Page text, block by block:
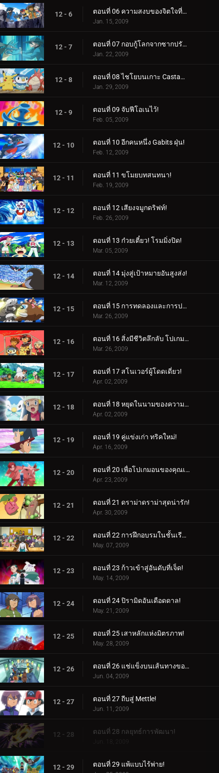
12 - 6 ตอนที่ 06 ความสงบของจิตใจที่แข็งแกร่ง!
Jan. 15, 2009
12 - 7 ตอนที่ 07 กอบกู้โลกจากซากปรักหักพัง!
Jan. 22, 2009
12 - 8 ตอนที่ 08 ไชโยบนเกาะ Castaways!
Jan. 29, 2009
12 - 9 ตอนที่ 09 จับฟีโอเนไว้!
Feb. 05, 2009
12 - 10 ตอนที่ 10 อีกคนหนึ่ง Gabits ฝุ่น!
Feb. 12, 2009
12 - 11 ตอนที่ 11 ขโมยบทสนทนา!
Feb. 19, 2009
12 - 12 ตอนที่ 12 เสียงจมูกดริฟท์!
Feb. 26, 2009
12 - 13 ตอนที่ 13 ก๋วยเตี๋ยว! โรมมิ่งปิด!
Mar. 05, 2009
12 - 14 ตอนที่ 14 มุ่งสู่เป้าหมายอันสูงส่ง!
Mar. 12, 2009
12 - 15 ตอนที่ 15 การทดลองและการประจบประแจง!
Mar. 26, 2009
12 - 16 ตอนที่ 16 สิ่งมีชีวิตลึกลับ โปเกมอน!
Mar. 26, 2009
12 - 17 ตอนที่ 17 สโนเวอร์ผู้โดดเดี่ยว!
Apr. 02, 2009
12 - 18 ตอนที่ 18 หยุดในนามของความรัก!
Apr. 02, 2009
12 - 19 ตอนที่ 19 คู่แข่งเก่า ทริคใหม่!
Apr. 16, 2009
12 - 20 ตอนที่ 20 เพื่อโปเกมอนของคุณเอง จงเป็นจริง!
Apr. 23, 2009
12 - 21 ตอนที่ 21 ดราม่าดราม่าสุดน่ารัก!
Apr. 30, 2009
12 - 22 ตอนที่ 22 การฝึกอบรมในชั้นเรียน!
May. 07, 2009
12 - 23 ตอนที่ 23 ก้าวเข้าสู่อันดับที่เจ็ด!
May. 14, 2009
12 - 24 ตอนที่ 24 ปิรามิดอันเดือดดาล!
May. 21, 2009
12 - 25 ตอนที่ 25 เสาหลักแห่งมิตรภาพ!
May. 28, 2009
12 - 26 ตอนที่ 26 แช่แข็งบนเส้นทางของพวกเขา!
Jun. 04, 2009
12 - 27 ตอนที่ 27 ถีบสู่ Mettle!
Jun. 11, 2009
12 - 28 ตอนที่ 28 กลยุทธ์การพัฒนา!
Jun. 18, 2009
12 - 29 ตอนที่ 29 แพ้แบบไร้พ่าย!